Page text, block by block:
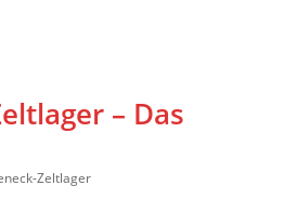
– Das
Zeltlager